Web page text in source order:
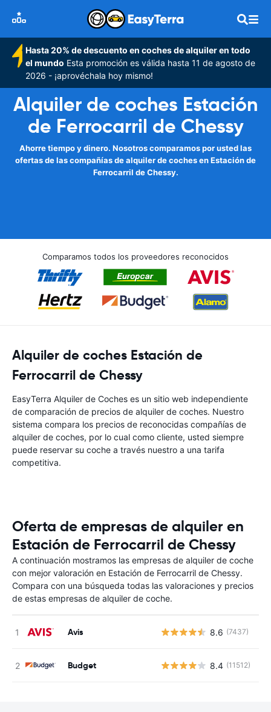
Hasta 20% de descuento en coches de alquiler en todo
el mundo Esta promoción es válida hasta 11 de agosto de
2026 - ¡aprovéchala hoy mismo!
Alquiler de coches Estación
de Ferrocarril de Chessy
Ahorre tiempo y dinero. Nosotros comparamos por usted las
ofertas de las compañías de alquiler de coches en Estación de
Ferrocarril de Chessy.
Comparamos todos los proveedores reconocidos
Alquiler de coches Estación de
Ferrocarril de Chessy
EasyTerra Alquiler de Coches es un sitio web independiente
de comparación de precios de alquiler de coches. Nuestro
sistema compara los precios de reconocidas compañías de
alquiler de coches, por lo cual como cliente, usted siempre
puede reservar su coche a través nuestro a una tarifa
competitiva.
Oferta de empresas de alquiler en
Estación de Ferrocarril de Chessy
A continuación mostramos las empresas de alquiler de coche
con mejor valoración en Estación de Ferrocarril de Chessy.
Compara con una búsqueda todas las valoraciones y precios
de estas empresas de alquiler de coche.
Avis 8.6 (7437)
Budget 8.4 (11512)